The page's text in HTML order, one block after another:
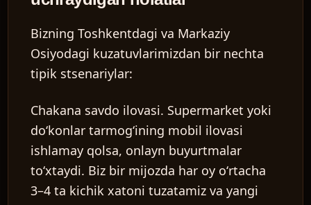
Bizning Toshkentdagi va Markaziy
Osiyodagi kuzatuvlarimizdan bir nechta
tipik stsenariylar:
Chakana savdo ilovasi. Supermarket yoki
doʻkonlar tarmogʻining mobil ilovasi
ishlamay qolsa, onlayn buyurtmalar
toʻxtaydi. Biz bir mijozda har oy oʻrtacha
3–4 ta kichik xatoni tuzatamiz va yangi